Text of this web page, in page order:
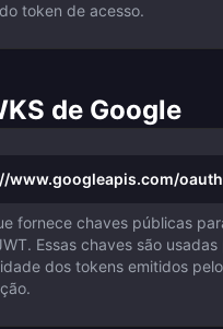
token de acesso.
de Google
www.googleapis.com/
fornece chaves públicas
Essas chaves são
dos tokens emitidos